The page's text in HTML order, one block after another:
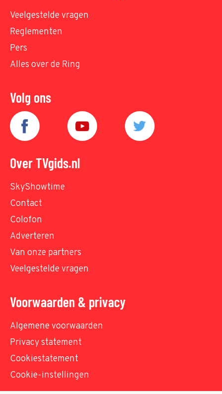
Veelgestelde vragen
Reglementen
Pers
Alles over de Ring
Volg ons
Over TVgids.nl
SkyShowtime
Contact
Colofon
Adverteren
Van onze partners
Veelgestelde vragen
Voorwaarden & privacy
Algemene voorwaarden
Privacy statement
Cookiestatement
Cookie-instellingen